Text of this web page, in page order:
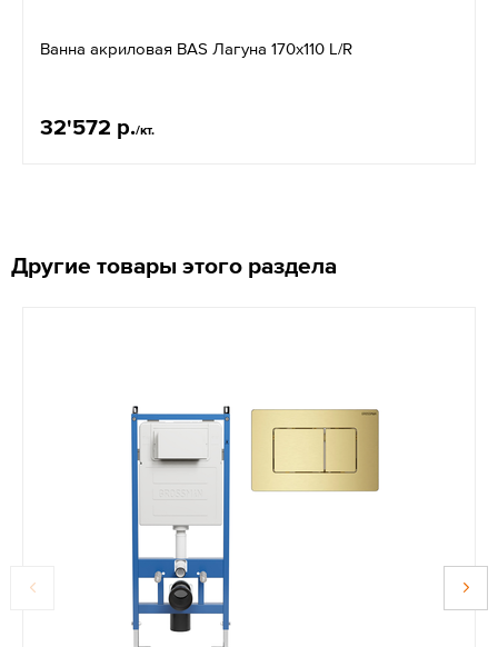
Ванна акриловая BAS Лагуна 170х110 L/R
32'572 р./кт.
Другие товары этого раздела